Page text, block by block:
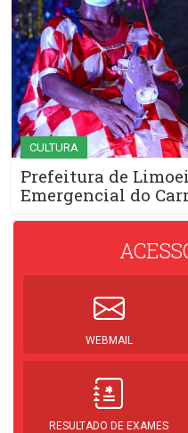
CULTURA
Prefeitura de
Emergencial do
WEBMAIL
RESULTADO DE EXAMES